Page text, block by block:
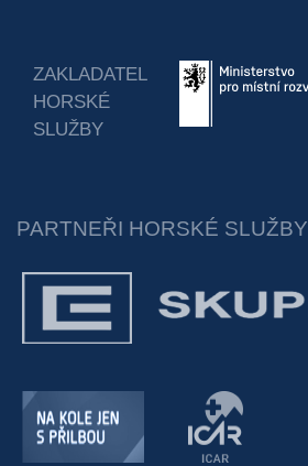
ZAKLADATEL
HORSKÉ
SLUŽBY
PARTNEŘI HORSKÉ SLUŽBY